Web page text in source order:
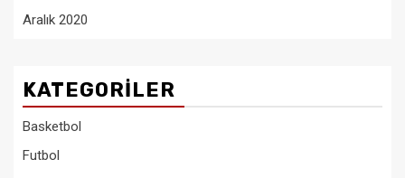
Aralık 2020
KATEGORILER
Basketbol
Futbol